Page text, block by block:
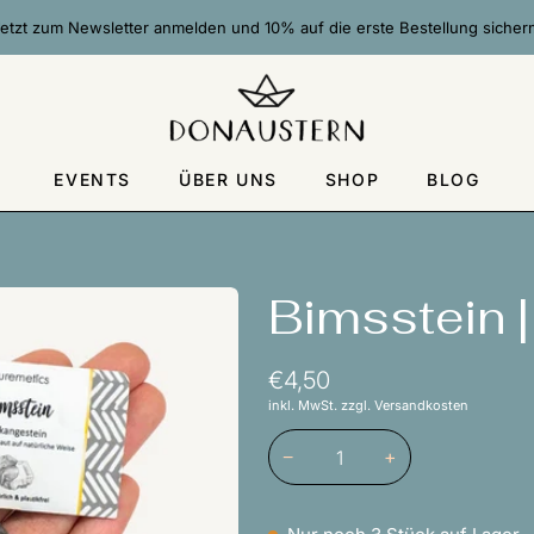
zum Newsletter anmelden und 10% auf die erste Bestellung
EVENTS ÜBER UNS SHOP BLOG
Bimsstein
€4,50
inkl. MwSt. zzgl. Versandkosten
− +